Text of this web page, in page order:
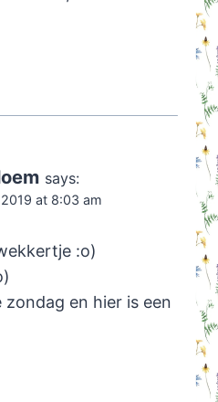
says:
at 8:03 am
:o)
en hier is een